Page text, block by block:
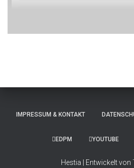
IMPRESSUM & KONTAKT
EDPM YOUTUBE
Hestia | Entwickelt von